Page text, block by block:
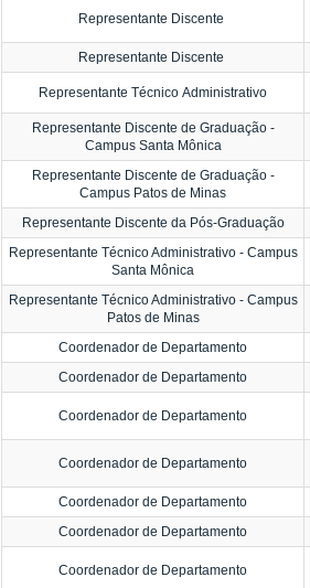
Representante Discente
Representante Discente
Representante Técnico Administrativo
Representante Discente de Graduação -
Campus Santa Mônica
Representante Discente de Graduação -
Campus Patos de Minas
Representante Discente da Pós-Graduação
Representante Técnico Administrativo - Campus
Santa Mônica
Representante Técnico Administrativo - Campus
Patos de Minas
Coordenador de Departamento
Coordenador de Departamento
Coordenador de Departamento
Coordenador de Departamento
Coordenador de Departamento
Coordenador de Departamento
Coordenador de Departamento